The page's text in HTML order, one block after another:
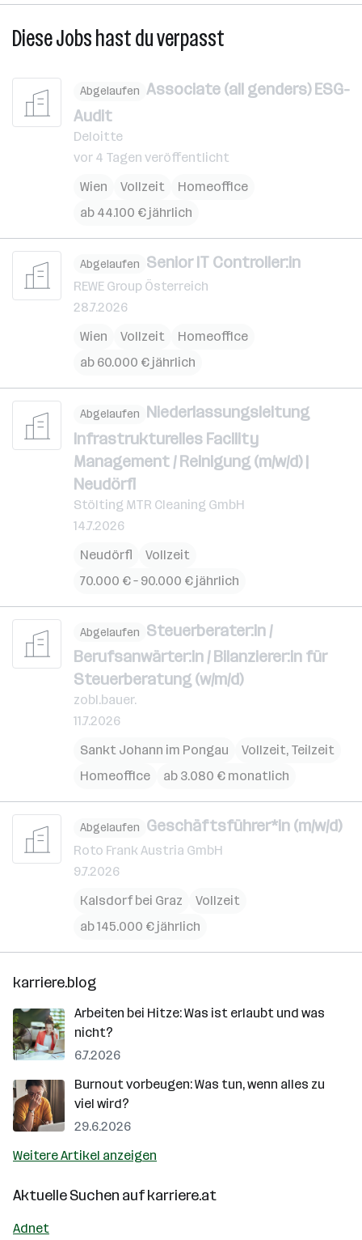
Diese Jobs hast du verpasst
Abgelaufen Associate (all genders) ESG-
Audit
Deloitte
vor 4 Tagen veröffentlicht
Wien
Vollzeit
Homeoffice
ab 44.100 € jährlich
Abgelaufen Senior IT Controller:in
REWE Group Österreich
28.7.2026
Wien
Vollzeit
Homeoffice
ab 60.000 € jährlich
Abgelaufen Niederlassungsleitung
Infrastrukturelles Facility
Management / Reinigung (m/w/d) |
Neudörfl
Stölting MTR Cleaning GmbH
14.7.2026
Neudörfl
Vollzeit
70.000 € – 90.000 € jährlich
Abgelaufen Steuerberater:in /
Berufsanwärter:in / Bilanzierer:in für
Steuerberatung (w/m/d)
zobl.bauer.
11.7.2026
Sankt Johann im Pongau
Vollzeit, Teilzeit
Homeoffice
ab 3.080 € monatlich
Abgelaufen Geschäftsführer*in (m/w/d)
Roto Frank Austria GmbH
9.7.2026
Kalsdorf bei Graz
Vollzeit
ab 145.000 € jährlich
karriere.blog
Arbeiten bei Hitze: Was ist erlaubt und was
nicht?
6.7.2026
Burnout vorbeugen: Was tun, wenn alles zu
viel wird?
29.6.2026
Weitere Artikel anzeigen
Aktuelle Suchen aufkarriere.at
Adnet